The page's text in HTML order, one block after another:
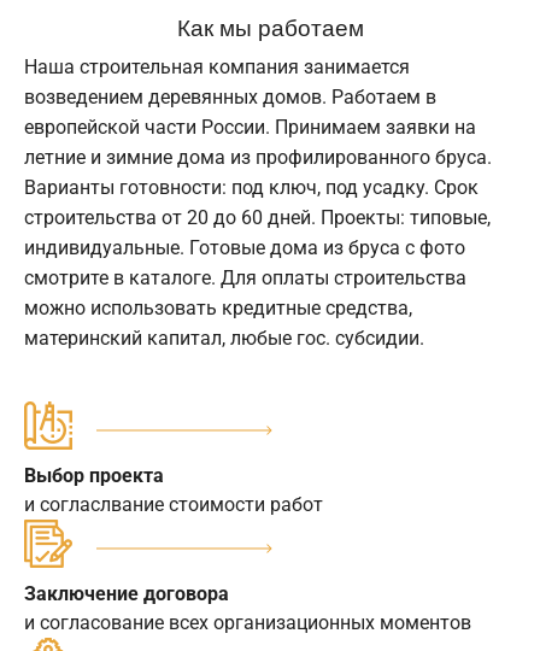
Как мы работаем
Наша строительная компания занимается
возведением деревянных домов. Работаем в
европейской части России. Принимаем заявки на
летние и зимние дома из профилированного бруса.
Варианты готовности: под ключ, под усадку. Срок
строительства от 20 до 60 дней. Проекты: типовые,
индивидуальные. Готовые дома из бруса с фото
смотрите в каталоге. Для оплаты строительства
можно использовать кредитные средства,
материнский капитал, любые гос. субсидии.
Выбор проекта
и согласлвание стоимости работ
Заключение договора
и согласование всех организационных моментов